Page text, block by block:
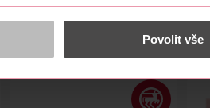
které mohou nést osobní údaje.
Povolit vše